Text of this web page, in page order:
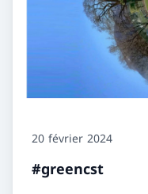
20 février 2024
#greencst